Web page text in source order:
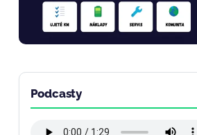
Podcasty